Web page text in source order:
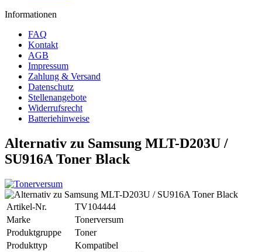
Informationen
FAQ
Kontakt
AGB
Impressum
Zahlung & Versand
Datenschutz
Stellenangebote
Widerrufsrecht
Batteriehinweise
Alternativ zu Samsung MLT-D203U /
SU916A Toner Black
Artikel-Nr.
TV104444
Marke
Tonerversum
Produktgruppe
Toner
Produkttyp
Kompatibel